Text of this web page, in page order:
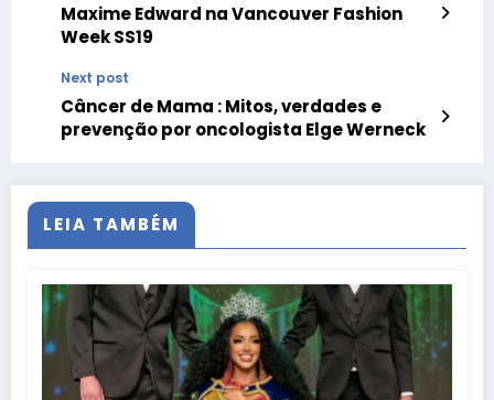
Maxime Edward na Vancouver Fashion
Week SS19
Next post
Câncer de Mama : Mitos, verdades e
prevenção por oncologista Elge Werneck
LEIA TAMBÉM